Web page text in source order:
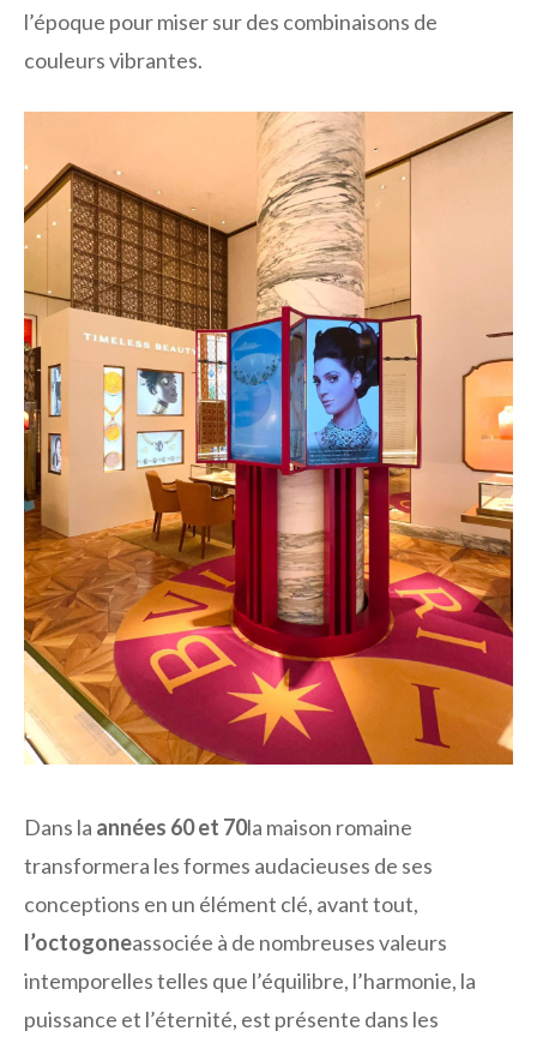
l’époque pour miser sur des combinaisons de
couleurs vibrantes.
Dans la années 60 et 70la maison romaine
transformera les formes audacieuses de ses
conceptions en un élément clé, avant tout,
l’octogoneassociée à de nombreuses valeurs
intemporelles telles que l’équilibre, l’harmonie, la
puissance et l’éternité, est présente dans les